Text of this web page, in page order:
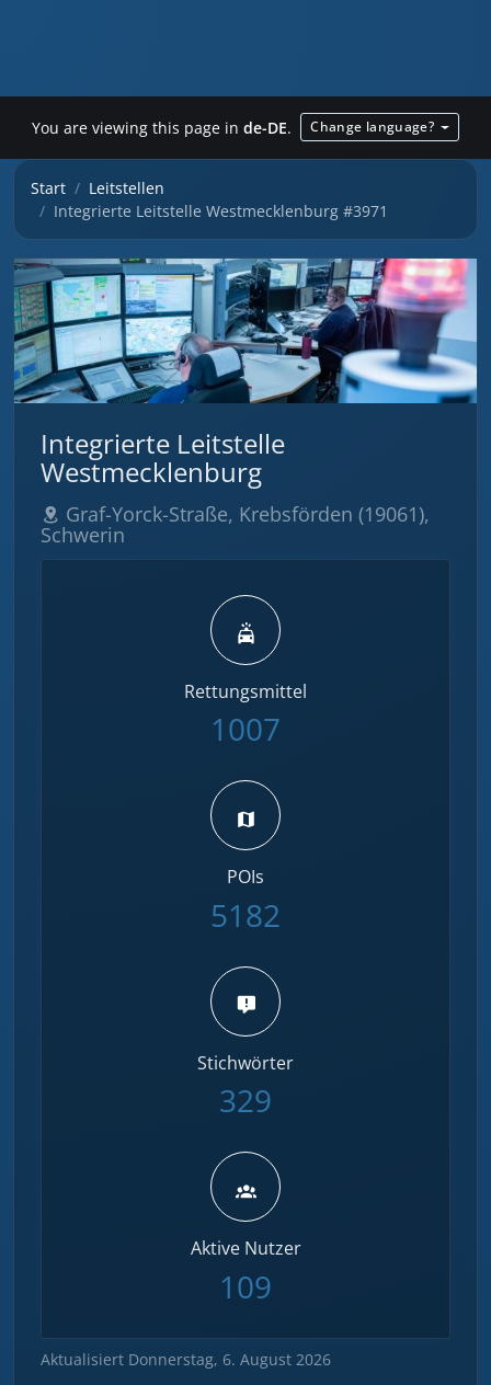
You are viewing this page inde-DE. Change language?
Start
Leitstellen
Integrierte Leitstelle Westmecklenburg #3971
Integrierte Leitstelle
Westmecklenburg
Graf-Yorck-Straße, Krebsförden (19061),
Schwerin
Rettungsmittel
1007
POIs
5182
Stichwörter
329
Aktive Nutzer
109
Aktualisiert Donnerstag, 6. August 2026